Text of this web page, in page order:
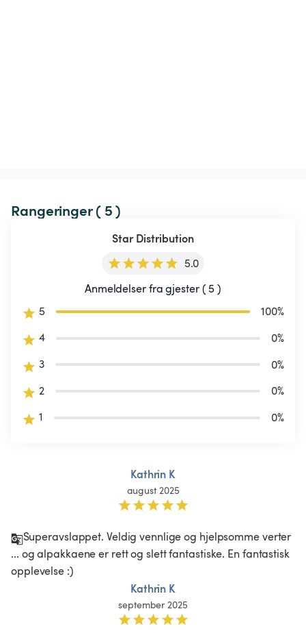
Rangeringer ( 5 )
Star Distribution
5.0
Anmeldelser fra gjester ( 5 )
5
100%
4
0%
3
0%
2
0%
1
0%
Kathrin K
august 2025
Superavslappet. Veldig vennlige og hjelpsomme verter
... og alpakkaene er rett og slett fantastiske. En fantastisk
opplevelse :)
Kathrin K
september 2025